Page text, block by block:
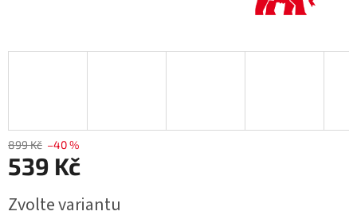
899 Kč –40 %
539 Kč
cena:
Zvolte variantu